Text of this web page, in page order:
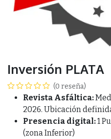
Inversión PLATA
(0 reseña)
Revista Asfáltica:
2026. Ubicación
Presencia digital:1
(zona Inferior)